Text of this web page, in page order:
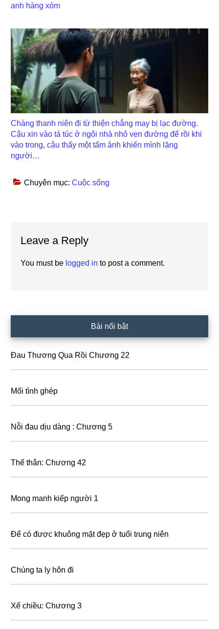
anh hàng xóm
Chàng thanh niên đi từ thiện chẳng may bị lạc đường.
Cậu xin vào tá túc ở ngôi nhà nhỏ ven đường để rồi khi
vào trong, cậu thấy một tấm ảnh khiến mình lặng
người…
Chuyên mục:Cuộc sống
Interactions
Leave a Reply
You must be logged in to post a comment.
Sidebar
Bài nổi bật
Đau Thương Qua Rồi Chương 22
Mối tình ghép
Nỗi đau dịu dàng : Chương 5
Thế thân: Chương 42
Mong manh kiếp người 1
Để có được khuông mặt đẹp ở tuổi tɾung niên
Chúng ta ly hôn đi
Xế chiều: Chương 3